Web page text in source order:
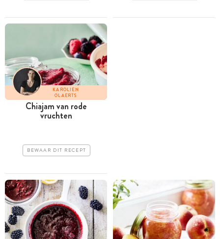
KAROLIEN
OLAERTS
Chiajam van rode
vruchten
BEWAAR DIT RECEPT